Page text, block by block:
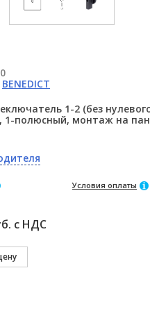
BENEDICT
1-2 (без
1-полюсный, монтаж на
Условия оплаты
с НДС